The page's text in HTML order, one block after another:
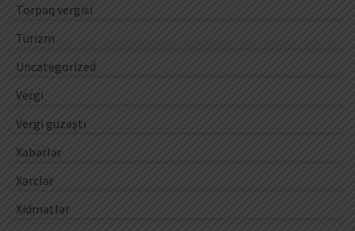
Torpaq vergisi
Turizm
Uncategorized
Vergi
Vergi güzəşti
Xəbərlər
Xərclər
Xidmətlər